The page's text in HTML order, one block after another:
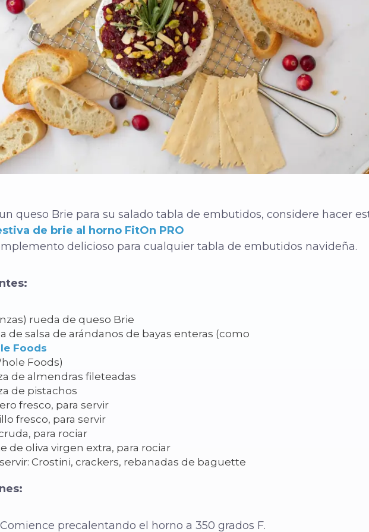
queso Brie para su salado tabla de embutidos, considere hacer
de brie al horno FitOn PRO
delicioso para cualquier tabla de embutidos navideña.
rueda de queso Brie
de salsa de arándanos de bayas enteras (como
Foods
Foods)
de almendras fileteadas
de pistachos
fresco, para servir
fresco, para servir
para rociar
de oliva virgen extra, para rociar
Crostini, crackers, rebanadas de baguette
Comience precalentando el horno a 350 grados F.